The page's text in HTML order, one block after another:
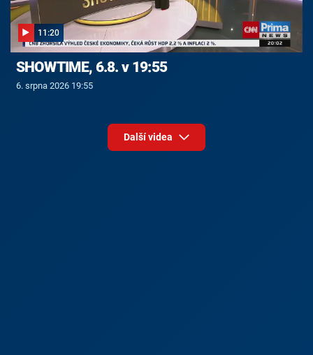
11:20
SHOWTIME, 6.8. v 19:55
6. srpna 2026 19:55
Další videa